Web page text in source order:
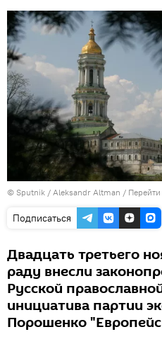
© Sputnik / Aleksandr Altman /
Подписаться
Двадцать третьего
раду внесли
Русской
инициатива партии
Порошенко